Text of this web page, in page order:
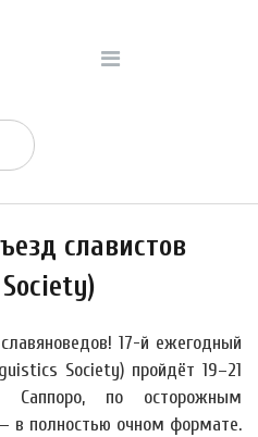
славистов
17-й ежегодный
Society) пройдёт 19–21
по осторожным
в полностью очном формате.